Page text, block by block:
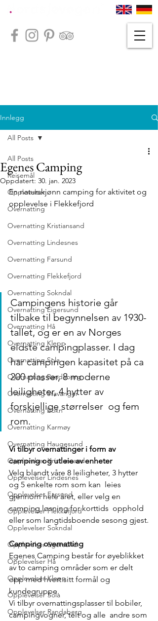
Innlegg
All Posts
Reisemål
Opplevelser
Overnatting
Overnatting Kristiansand
Overnatting Lindesnes
Overnatting Farsund
Overnatting Flekkefjord
Overnatting Sokndal
Overnatting Eigersund
Overnatting Hå
Overnatting Klepp
Overnatting Sola
Overnatting Randaberg
Overnatting Stavanger
Overnatting Bokn
Overnatting Karmøy
Overnatting Haugesund
Opplevelser Kristiansand
Opplevelser Lindesnes
Opplevelser Farsund
Opplevelser Flekkefjord
Opplevelser Sokndal
Opplevelser Egersund
Opplevelser Hå
Opplevelser Klepp
Opplevelser Sola
Opplevelser Randaberg
All Posts
Egenes Camping
Oppdatert: 30. jan. 2023
En naturskjønn camping for aktivitet og
opplevelse i Flekkefjord
Campingens historie går
tilbake til begynnelsen av 1930-
tallet, og er en av Norges
eldste campingplasser. I dag
har campingen kapasitet på ca
200 plasser, 8 moderne
leiligheter, 4 hytter av
forskjellige størrelser  og fem
rom.
Vi tilbyr overnattinger i form av
camping og utleie av enheter
Velg blandt våre 8 leiligheter, 3 hytter
og 5 enkelte rom som kan  leies
gjennom hele året, eller velg en
camping løsning for korttids  opphold
eller som langtidsboende sesong gjest.
Camping overnatting
Egenes Camping består for øyeblikket
av to camping områder som er delt
opp med hvert sitt formål og
kundegruppe.
Vi tilbyr overnattingsplasser til bobiler,
campingvogner, telt og alle  andre som